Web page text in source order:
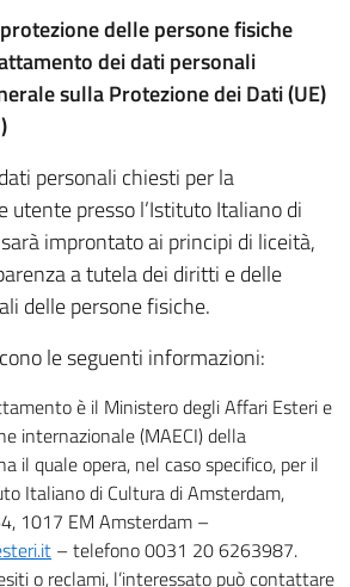
delle persone fisiche
dei dati personali
sulla Protezione dei Dati (UE)
personali chiesti per la
utente presso l’Istituto Italiano di
improntato ai principi di liceità,
a tutela dei diritti e delle
delle persone fisiche.
le seguenti informazioni:
è il Ministero degli Affari Esteri e
internazionale (MAECI) della
il quale opera, nel caso specifico, per il
Italiano di Cultura di Amsterdam,
1017 EM Amsterdam –
– telefono 0031 20 6263987.
o reclami, l’interessato può contattare